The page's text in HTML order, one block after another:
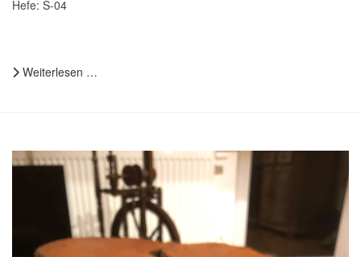
Hefe: S-04
Weiterlesen …